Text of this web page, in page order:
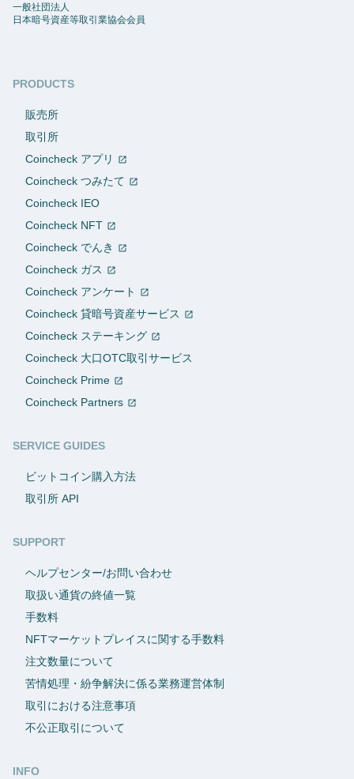
一般社団法人
日本暗号資産等取引業協会会員
PRODUCTS
販売所
取引所
Coincheck アプリ
Coincheck つみたて
Coincheck IEO
Coincheck NFT
Coincheck でんき
Coincheck ガス
Coincheck アンケート
Coincheck 貸暗号資産サービス
Coincheck ステーキング
Coincheck 大口OTC取引サービス
Coincheck Prime
Coincheck Partners
SERVICE GUIDES
ビットコイン購入方法
取引所 API
SUPPORT
ヘルプセンター/お問い合わせ
取扱い通貨の終値一覧
手数料
NFTマーケットプレイスに関する手数料
注文数量について
苦情処理・紛争解決に係る業務運営体制
取引における注意事項
不公正取引について
INFO